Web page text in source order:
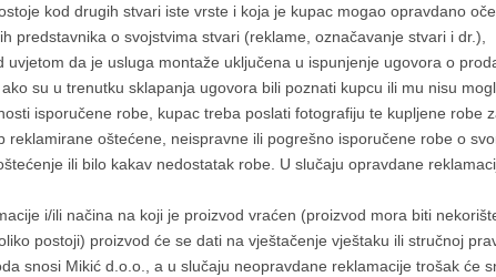
kod drugih stvari iste vrste i koja je kupac mogao opravdano
predstavnika o svojstvima stvari (reklame, označavanje stvari i dr.),
da je usluga montaže uključena u ispunjenje ugovora o
su u trenutku sklapanja ugovora bili poznati kupcu ili mu nisu
isporučene robe, kupac treba poslati fotografiju te kupljene robe
reklamirane oštećene, neispravne ili pogrešno isporučene robe o
ili bilo kakav nedostatak robe. U slučaju opravdane
i/ili načina na koji je proizvod vraćen (proizvod mora biti
postoji) proizvod će se dati na vještačenje vještaku ili stručnoj
snosi Mikić d.o.o., a u slučaju neopravdane reklamacije trošak će